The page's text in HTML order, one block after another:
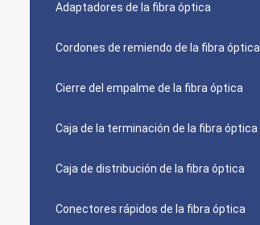
Adaptadores de la fibra óptica
Cordones de remiendo de la fibra óptica
Cierre del empalme de la fibra óptica
Caja de la terminación de la fibra óptica
Caja de distribución de la fibra óptica
Conectores rápidos de la fibra óptica